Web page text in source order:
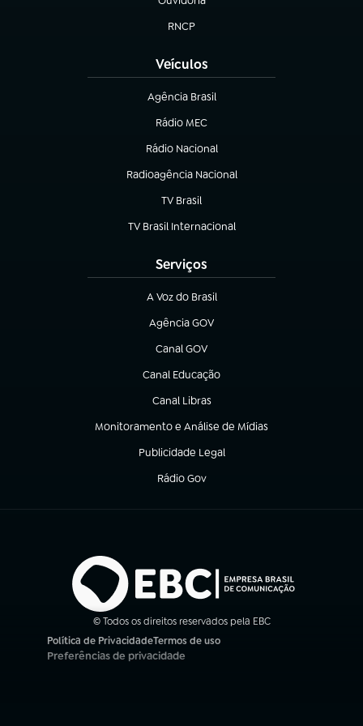
(abre em nova aba)
RNCP
(abre em nova aba)
Veículos
Agência Brasil
(abre em nova aba)
Rádio MEC
Rádio Nacional
(abre em nova aba)
Radioagência Nacional
(abre em nova aba)
TV Brasil
(abre em nova aba)
TV Brasil Internacional
(abre em nova aba)
Serviços
A Voz do Brasil
(abre em nova aba)
Agência GOV
(abre em nova aba)
Canal GOV
(abre em nova aba)
Canal Educação
(abre em nova aba)
Canal Libras
(abre em nova aba)
Monitoramento e Análise de Mídias
(abre em nova aba)
Publicidade Legal
(abre em nova aba)
Rádio Gov
(abre em nova aba)
© Todos os direitos reservados pela EBC
Política de Privacidade
(abre em nova aba)
Termos de uso
(abre em nova aba)
Preferências de privacidade